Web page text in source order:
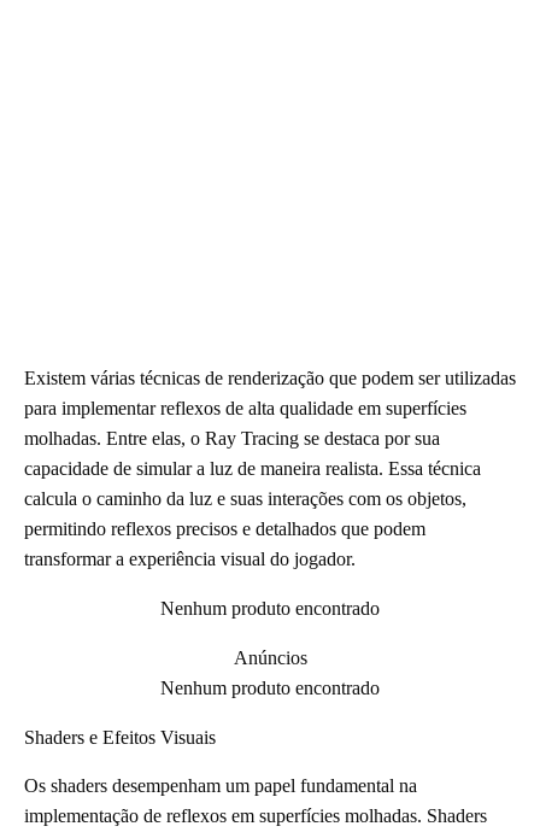
Existem várias técnicas de renderização que podem ser utilizadas
para implementar reflexos de alta qualidade em superfícies
molhadas. Entre elas, o Ray Tracing se destaca por sua
capacidade de simular a luz de maneira realista. Essa técnica
calcula o caminho da luz e suas interações com os objetos,
permitindo reflexos precisos e detalhados que podem
transformar a experiência visual do jogador.
Nenhum produto encontrado
Anúncios
Nenhum produto encontrado
Shaders e Efeitos Visuais
Os shaders desempenham um papel fundamental na
implementação de reflexos em superfícies molhadas. Shaders